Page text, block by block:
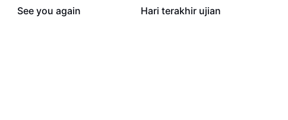
3,8 rb
See you again 1,9 rb
Hari terakhir ujian